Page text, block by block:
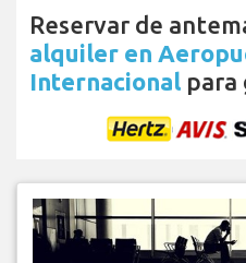
Reservar de
alquiler en
Internacional para